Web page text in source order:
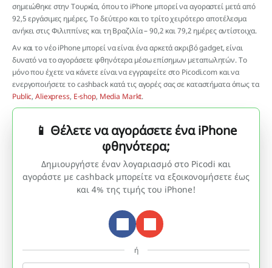
σημειώθηκε στην Τουρκία, όπου το iPhone μπορεί να αγοραστεί μετά από
92,5 εργάσιμες ημέρες. Το δεύτερο και το τρίτο χειρότερο αποτέλεσμα
ανήκει στις Φιλιππίνες και τη Βραζιλία – 90,2 και 79,2 ημέρες αντίστοιχα.
Αν και το νέο iPhone μπορεί να είναι ένα αρκετά ακριβό gadget, είναι
δυνατό να το αγοράσετε φθηνότερα μέσω επίσημων μεταπωλητών. Το
μόνο που έχετε να κάνετε είναι να εγγραφείτε στο Picodi.com και να
ενεργοποιήσετε το cashback κατά τις αγορές σας σε καταστήματα όπως τα
Public,Aliexpress, E-shop, Media Markt.
📱 Θέλετε να αγοράσετε ένα iPhone
φθηνότερα;
Δημιουργήστε έναν λογαριασμό στο Picodi και
αγοράστε με cashback μπορείτε να εξοικονομήσετε έως
και 4% της τιμής του iPhone!
ή